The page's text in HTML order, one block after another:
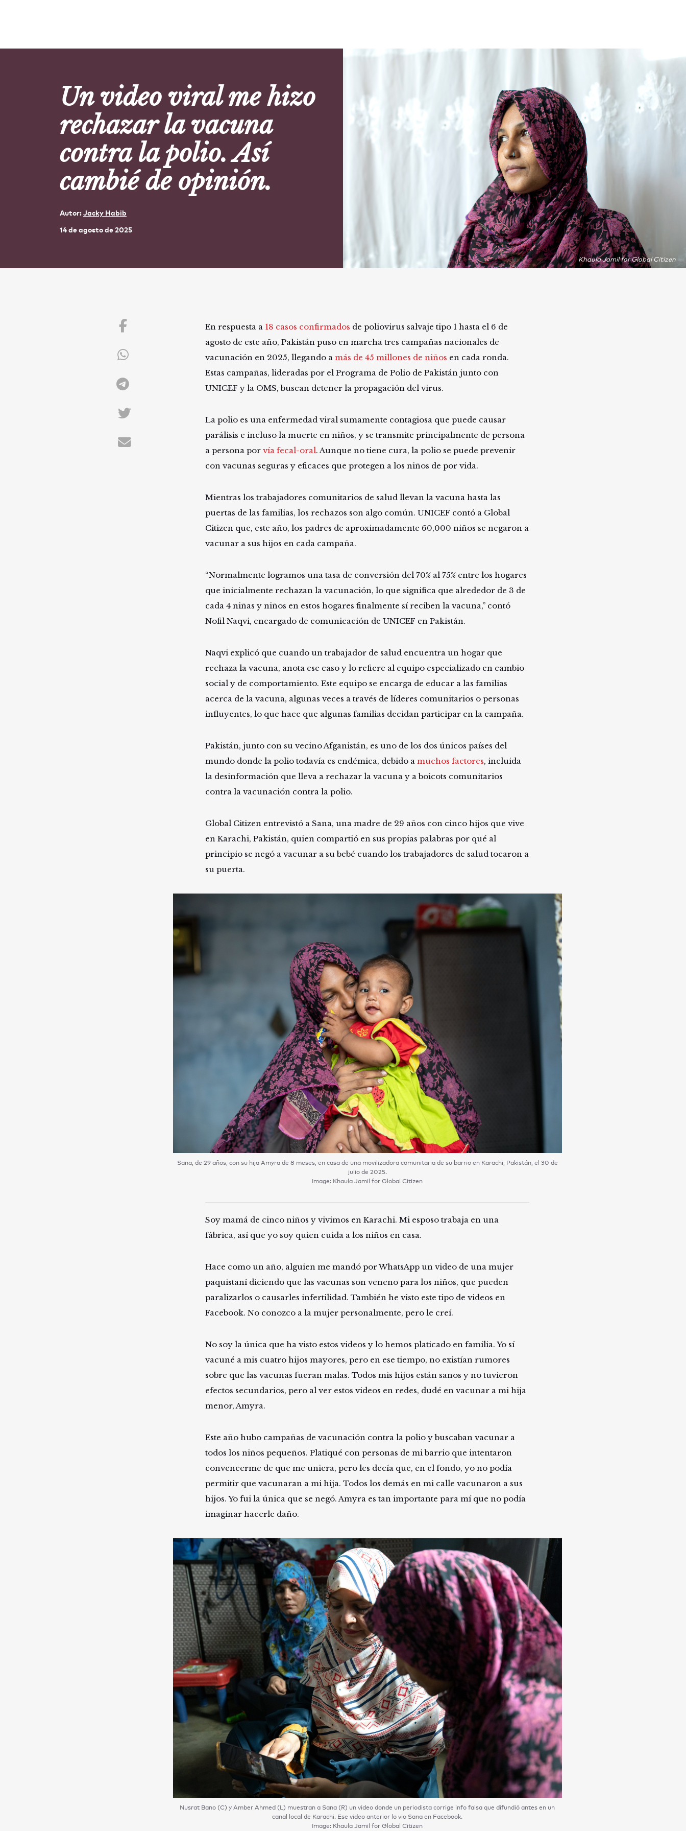
Un video viral me hizo
rechazar la vacuna
contra la polio. Así
cambié de opinión.
Autor:Jacky Habib
14 de agosto de 2025
Khaula Jamil for Global Citizen
En respuesta a 18 casos confirmados de poliovirus salvaje tipo 1 hasta el 6 de
agosto de este año, Pakistán puso en marcha tres campañas nacionales de
vacunación en 2025, llegando a más de 45 millones de niños en cada ronda.
Estas campañas, lideradas por el Programa de Polio de Pakistán junto con
UNICEF y la OMS, buscan detener la propagación del virus.
La polio es una enfermedad viral sumamente contagiosa que puede causar
parálisis e incluso la muerte en niños, y se transmite principalmente de persona
a persona por vía fecal-oral. Aunque no tiene cura, la polio se puede prevenir
con vacunas seguras y eficaces que protegen a los niños de por vida.
Mientras los trabajadores comunitarios de salud llevan la vacuna hasta las
puertas de las familias, los rechazos son algo común. UNICEF contó a Global
Citizen que, este año, los padres de aproximadamente 60,000 niños se negaron a
vacunar a sus hijos en cada campaña.
“Normalmente logramos una tasa de conversión del 70% al 75% entre los hogares
que inicialmente rechazan la vacunación, lo que significa que alrededor de 3 de
cada 4 niñas y niños en estos hogares finalmente sí reciben la vacuna,” contó
Nofil Naqvi, encargado de comunicación de UNICEF en Pakistán.
Naqvi explicó que cuando un trabajador de salud encuentra un hogar que
rechaza la vacuna, anota ese caso y lo refiere al equipo especializado en cambio
social y de comportamiento. Este equipo se encarga de educar a las familias
acerca de la vacuna, algunas veces a través de líderes comunitarios o personas
influyentes, lo que hace que algunas familias decidan participar en la campaña.
Pakistán, junto con su vecino Afganistán, es uno de los dos únicos países del
mundo donde la polio todavía es endémica, debido a muchos factores, incluida
la desinformación que lleva a rechazar la vacuna y a boicots comunitarios
contra la vacunación contra la polio.
Global Citizen entrevistó a Sana, una madre de 29 años con cinco hijos que vive
en Karachi, Pakistán, quien compartió en sus propias palabras por qué al
principio se negó a vacunar a su bebé cuando los trabajadores de salud tocaron a
su puerta.
Sana, de 29 años, con su hija Amyra de 8 meses, en casa de una movilizadora comunitaria de su barrio en Karachi, Pakistán, el 30 de
julio de 2025.
Image: Khaula Jamil for Global Citizen
Soy mamá de cinco niños y vivimos en Karachi. Mi esposo trabaja en una
fábrica, así que yo soy quien cuida a los niños en casa.
Hace como un año, alguien me mandó por WhatsApp un video de una mujer
paquistaní diciendo que las vacunas son veneno para los niños, que pueden
paralizarlos o causarles infertilidad. También he visto este tipo de videos en
Facebook. No conozco a la mujer personalmente, pero le creí.
No soy la única que ha visto estos videos y lo hemos platicado en familia. Yo sí
vacuné a mis cuatro hijos mayores, pero en ese tiempo, no existían rumores
sobre que las vacunas fueran malas. Todos mis hijos están sanos y no tuvieron
efectos secundarios, pero al ver estos videos en redes, dudé en vacunar a mi hija
menor, Amyra.
Este año hubo campañas de vacunación contra la polio y buscaban vacunar a
todos los niños pequeños. Platiqué con personas de mi barrio que intentaron
convencerme de que me uniera, pero les decía que, en el fondo, yo no podía
permitir que vacunaran a mi hija. Todos los demás en mi calle vacunaron a sus
hijos. Yo fui la única que se negó. Amyra es tan importante para mí que no podía
imaginar hacerle daño.
Nusrat Bano (C) y Amber Ahmed (L) muestran a Sana (R) un video donde un periodista corrige info falsa que difundió antes en un
canal local de Karachi. Ese video anterior lo vio Sana en Facebook.
Image: Khaula Jamil for Global Citizen